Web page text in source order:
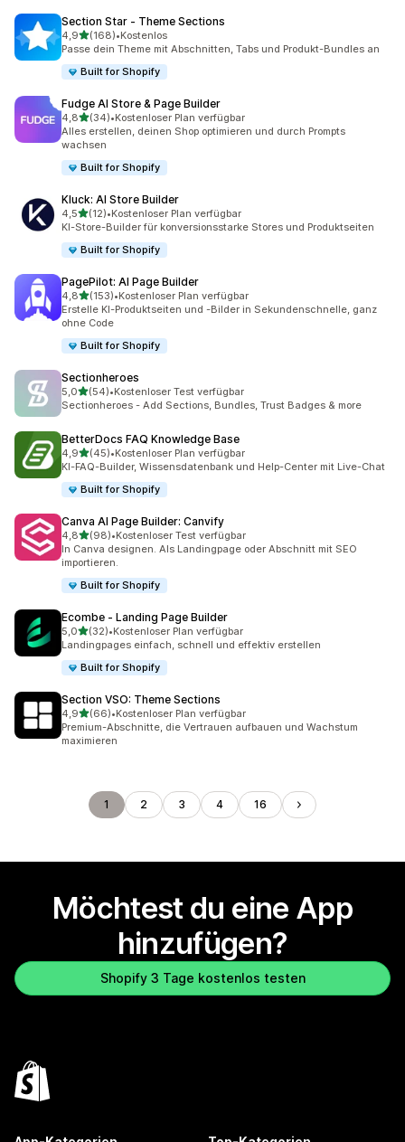
Section Star ‑ Theme Sections
4,9von 5 Sternen
(168)
168 Rezensionen insgesamt
•Kostenlos
Passe dein Theme mit Abschnitten, Tabs und Produkt-Bundles an
Built for Shopify
Fudge AI Store & Page Builder
4,8von 5 Sternen
(34)
34 Rezensionen insgesamt
•Kostenloser Plan verfügbar
Alles erstellen, deinen Shop optimieren und durch Prompts
wachsen
Built for Shopify
Kluck: AI Store Builder
4,5von 5 Sternen
(12)
12 Rezensionen insgesamt
•Kostenloser Plan verfügbar
KI-Store-Builder für konversionsstarke Stores und Produktseiten
Built for Shopify
PagePilot: AI Page Builder
4,8von 5 Sternen
(153)
153 Rezensionen insgesamt
•Kostenloser Plan verfügbar
Erstelle KI-Produktseiten und -Bilder in Sekundenschnelle, ganz
ohne Code
Built for Shopify
Sectionheroes
5,0von 5 Sternen
(54)
54 Rezensionen insgesamt
•Kostenloser Test verfügbar
Sectionheroes - Add Sections, Bundles, Trust Badges & more
BetterDocs FAQ Knowledge Base
4,9von 5 Sternen
(45)
45 Rezensionen insgesamt
•Kostenloser Plan verfügbar
KI-FAQ-Builder, Wissensdatenbank und Help-Center mit Live-Chat
Built for Shopify
Canva AI Page Builder: Canvify
4,8von 5 Sternen
(98)
98 Rezensionen insgesamt
•Kostenloser Test verfügbar
In Canva designen. Als Landingpage oder Abschnitt mit SEO
importieren.
Built for Shopify
Ecombe ‑ Landing Page Builder
5,0von 5 Sternen
(32)
32 Rezensionen insgesamt
•Kostenloser Plan verfügbar
Landingpages einfach, schnell und effektiv erstellen
Built for Shopify
Section VSO: Theme Sections
4,9von 5 Sternen
(66)
66 Rezensionen insgesamt
•Kostenloser Plan verfügbar
Premium-Abschnitte, die Vertrauen aufbauen und Wachstum
maximieren
1 2 3 4 16
Möchtest du eine App
hinzufügen?
Shopify 3 Tage kostenlos testen